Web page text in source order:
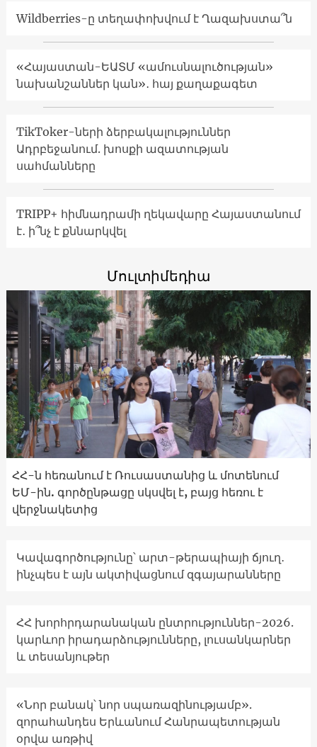
Wildberries-ը տեղափոխվում է Ղազախստա՞ն
«Հայաստան-ԵԱՏՄ «ամուսնալուծության»
նախանշաններ կան»․ հայ քաղաքագետ
TikToker-ների ձերբակալություններ
Ադրբեջանում. խոսքի ազատության
սահմանները
TRIPP+ հիմնադրամի ղեկավարը Հայաստանում
է․ ի՞նչ է քննարկվել
Մուլտիմեդիա
ՀՀ-ն հեռանում է Ռուսաստանից և մոտենում
ԵՄ-ին. գործընթացը սկսվել է, բայց հեռու է
վերջնակետից
Կավագործությունը՝ արտ-թերապիայի ճյուղ․
ինչպես է այն ակտիվացնում զգայարանները
ՀՀ խորհրդարանական ընտրություններ-2026.
կարևոր իրադարձությունները, լուսանկարներ
և տեսանյութեր
«Նոր բանակ՝ նոր սպառազինությամբ».
զորահանդես Երևանում Հանրապետության
օրվա առթիվ